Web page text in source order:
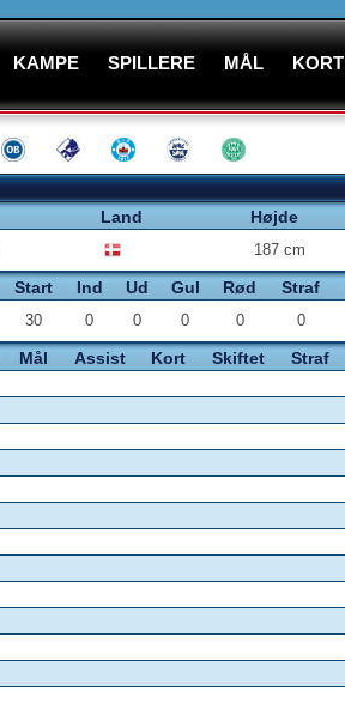
KAMPE SPILLERE MÅL KORT
Land Højde
187 cm
Start Ind Ud Gul Rød Straf
30 0 0 0 0 0
Mål Assist Kort Skiftet Straf